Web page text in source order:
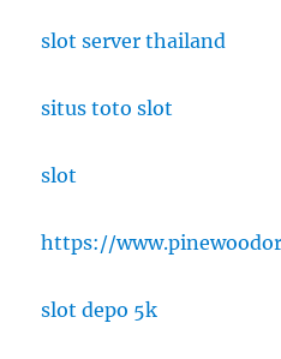
slot server thailand
situs toto slot
slot
https://
slot depo 5k